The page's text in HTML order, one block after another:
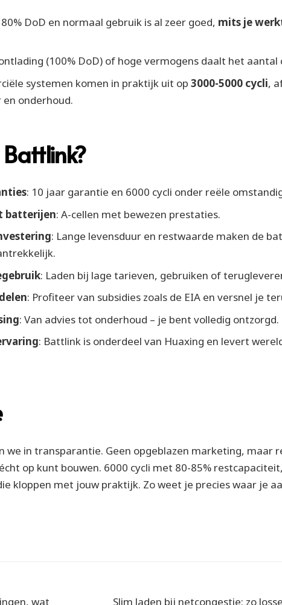
DoD en normaal gebruik is al zeer goed, mits je
(100% DoD) of hoge vermogens daalt het aantal
systemen komen in praktijk uit op 3000-5000 cycli,
onderhoud.
: 10 jaar garantie en 6000 cycli onder reële
batterijen: A-cellen met bewezen prestaties.
: Lange levensduur en restwaarde maken de
: Laden bij lage tarieven, gebruiken of
: Profiteer van subsidies zoals de EIA en versnel je
: Van advies tot onderhoud – je bent volledig ontzorgd.
: Battlink is onderdeel van Huaxing en levert
we in transparantie. Geen opgeblazen marketing, maar
op kunt bouwen. 6000 cycli met 80-85%
kloppen met jouw praktijk. Zo weet je precies waar je
wat Slim laden bij netcongestie: zo